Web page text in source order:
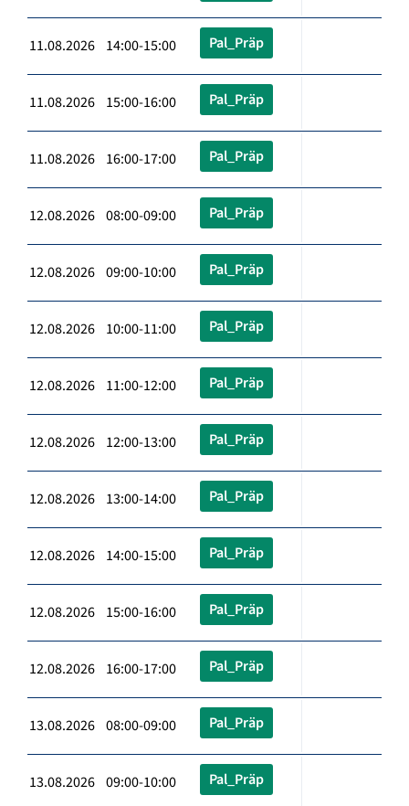
11.08.2026 14:00-15:00 Pal_Präp
11.08.2026 15:00-16:00 Pal_Präp
11.08.2026 16:00-17:00 Pal_Präp
12.08.2026 08:00-09:00 Pal_Präp
12.08.2026 09:00-10:00 Pal_Präp
12.08.2026 10:00-11:00 Pal_Präp
12.08.2026 11:00-12:00 Pal_Präp
12.08.2026 12:00-13:00 Pal_Präp
12.08.2026 13:00-14:00 Pal_Präp
12.08.2026 14:00-15:00 Pal_Präp
12.08.2026 15:00-16:00 Pal_Präp
12.08.2026 16:00-17:00 Pal_Präp
13.08.2026 08:00-09:00 Pal_Präp
13.08.2026 09:00-10:00 Pal_Präp